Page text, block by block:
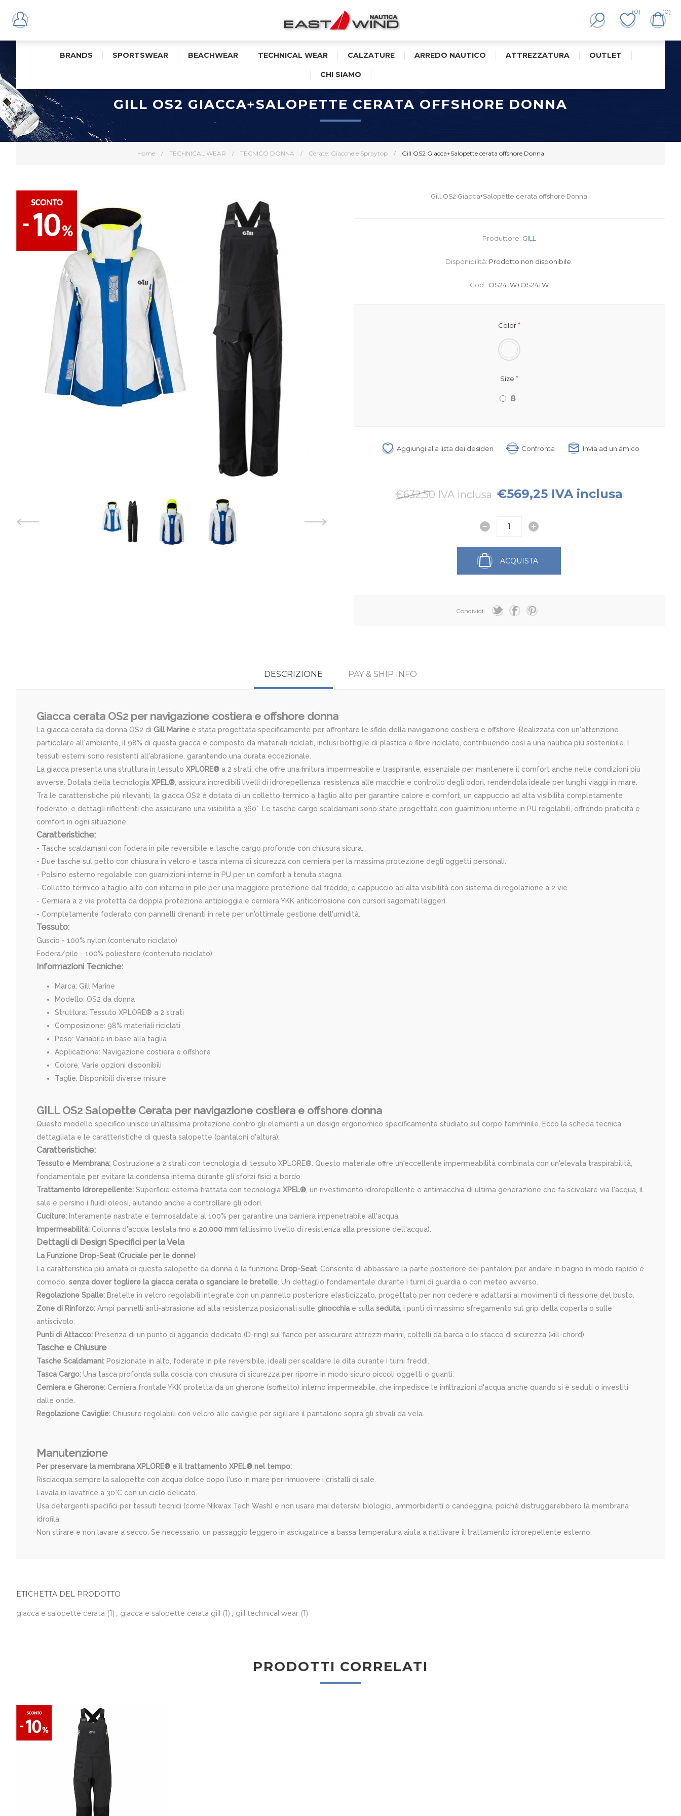
(0) (0)
BRANDS SPORTSWEAR BEACHWEAR TECHNICAL WEAR CALZATURE ARREDO NAUTICO ATTREZZATURA OUTLET
CHI SIAMO
Home / TECHNICAL WEAR / TECNICO DONNA / Cerate: Giacche e Spraytop / Gill OS2 Giacca+Salopette cerata offshore Donna
GILL OS2 GIACCA+SALOPETTE CERATA OFFSHORE DONNA
Gill OS2 Giacca+Salopette cerata offshore Donna
Produttore: GILL
Disponibilità: Prodotto non disponibile.
Cod.: OS24JW+OS24TW
Color*
Size *
8
Aggiungi alla lista dei desideri Confronta Invia ad un amico
€632,50 IVA inclusa €569,25 IVA inclusa
ACQUISTA
Condividi:
DESCRIZIONE PAY & SHIP INFO
Giacca cerata OS2 per navigazione costiera e offshore donna
La giacca cerata da donna OS2 di Gill Marine è stata progettata specificamente per affrontare le sfide della navigazione costiera e offshore. Realizzata con un'attenzione
particolare all'ambiente, il 98% di questa giacca è composto da materiali riciclati, inclusi bottiglie di plastica e fibre riciclate, contribuendo così a una nautica più sostenibile. I
tessuti esterni sono resistenti all'abrasione, garantendo una durata eccezionale.
La giacca presenta una struttura in tessuto XPLORE® a 2 strati, che offre una finitura impermeabile e traspirante, essenziale per mantenere il comfort anche nelle condizioni più
avverse. Dotata della tecnologia XPEL®, assicura incredibili livelli di idrorepellenza, resistenza alle macchie e controllo degli odori, rendendola ideale per lunghi viaggi in mare.
Tra le caratteristiche più rilevanti, la giacca OS2 è dotata di un colletto termico a taglio alto per garantire calore e comfort, un cappuccio ad alta visibilità completamente
foderato, e dettagli riflettenti che assicurano una visibilità a 360°. Le tasche cargo scaldamani sono state progettate con guarnizioni interne in PU regolabili, offrendo praticità e
comfort in ogni situazione.
Caratteristiche:
- Tasche scaldamani con fodera in pile reversibile e tasche cargo profonde con chiusura sicura.
- Due tasche sul petto con chiusura in velcro e tasca interna di sicurezza con cerniera per la massima protezione degli oggetti personali.
- Polsino esterno regolabile con guarnizioni interne in PU per un comfort a tenuta stagna.
- Colletto termico a taglio alto con interno in pile per una maggiore protezione dal freddo, e cappuccio ad alta visibilità con sistema di regolazione a 2 vie.
- Cerniera a 2 vie protetta da doppia protezione antipioggia e cerniera YKK anticorrosione con cursori sagomati leggeri.
- Completamente foderato con pannelli drenanti in rete per un'ottimale gestione dell'umidità.
Tessuto:
Guscio - 100% nylon (contenuto riciclato)
Fodera/pile - 100% poliestere (contenuto riciclato)
Informazioni Tecniche:
Marca: Gill Marine
Modello: OS2 da donna
Struttura: Tessuto XPLORE® a 2 strati
Composizione: 98% materiali riciclati
Peso: Variabile in base alla taglia
Applicazione: Navigazione costiera e offshore
Colore: Varie opzioni disponibili
Taglie: Disponibili diverse misure
GILL OS2 Salopette Cerata per navigazione costiera e offshore donna
Questo modello specifico unisce un'altissima protezione contro gli elementi a un design ergonomico specificamente studiato sul corpo femminile. Ecco la scheda tecnica
dettagliata e le caratteristiche di questa salopette (pantaloni d'altura):
Caratteristiche:
Tessuto e Membrana: Costruzione a 2 strati con tecnologia di tessuto XPLORE®. Questo materiale offre un'eccellente impermeabilità combinata con un'elevata traspirabilità,
fondamentale per evitare la condensa interna durante gli sforzi fisici a bordo.
Trattamento Idrorepellente: Superficie esterna trattata con tecnologia XPEL®, un rivestimento idrorepellente e antimacchia di ultima generazione che fa scivolare via l'acqua, il
sale e persino i fluidi oleosi, aiutando anche a controllare gli odori.
Cuciture: Interamente nastrate e termosaldate al 100% per garantire una barriera impenetrabile all'acqua.
Impermeabilità: Colonna d'acqua testata fino a 20.000 mm (altissimo livello di resistenza alla pressione dell'acqua).
Dettagli di Design Specifici per la Vela
La Funzione Drop-Seat (Cruciale per le donne)
La caratteristica più amata di questa salopette da donna è la funzione Drop-Seat. Consente di abbassare la parte posteriore dei pantaloni per andare in bagno in modo rapido e
comodo, senza dover togliere la giacca cerata o sganciare le bretelle. Un dettaglio fondamentale durante i turni di guardia o con meteo avverso.
Regolazione Spalle: Bretelle in velcro regolabili integrate con un pannello posteriore elasticizzato, progettato per non cedere e adattarsi ai movimenti di flessione del busto.
Zone di Rinforzo: Ampi pannelli anti-abrasione ad alta resistenza posizionati sulle ginocchiae sulla seduta, i punti di massimo sfregamento sul grip della coperta o sulle
antiscivolo.
Punti di Attacco: Presenza di un punto di aggancio dedicato (D-ring) sul fianco per assicurare attrezzi marini, coltelli da barca o lo stacco di sicurezza (kill-chord).
Tasche e Chiusure
Tasche Scaldamani: Posizionate in alto, foderate in pile reversibile, ideali per scaldare le dita durante i turni freddi.
Tasca Cargo: Una tasca profonda sulla coscia con chiusura di sicurezza per riporre in modo sicuro piccoli oggetti o guanti.
Cerniera e Gherone: Cerniera frontale YKK protetta da un gherone (soffietto) interno impermeabile, che impedisce le infiltrazioni d'acqua anche quando si è seduti o investiti
dalle onde.
Regolazione Caviglie: Chiusure regolabili con velcro alle caviglie per sigillare il pantalone sopra gli stivali da vela.
Manutenzione
Per preservare la membrana XPLORE® e il trattamento XPEL® nel tempo:
Risciacqua sempre la salopette con acqua dolce dopo l'uso in mare per rimuovere i cristalli di sale.
Lavala in lavatrice a 30°C con un ciclo delicato.
Usa detergenti specifici per tessuti tecnici (come Nikwax Tech Wash) e non usare mai detersivi biologici, ammorbidenti o candeggina, poiché distruggerebbero la membrana
idrofila.
Non stirare e non lavare a secco. Se necessario, un passaggio leggero in asciugatrice a bassa temperatura aiuta a riattivare il trattamento idrorepellente esterno.
ETICHETTA DEL PRODOTTO
giacca e salopette cerata (1) , giacca e salopette cerata gill (1) , gill technical wear (1)
PRODOTTI CORRELATI